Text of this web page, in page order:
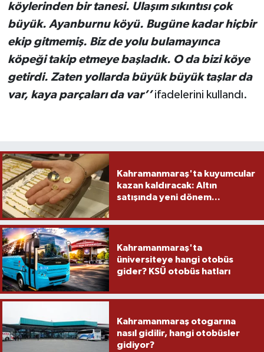
köylerinden bir tanesi. Ulaşım sıkıntısı çok
büyük. Ayanburnu köyü. Bugüne kadar hiçbir
ekip gitmemiş. Biz de yolu bulamayınca
köpeği takip etmeye başladık. O da bizi köye
getirdi. Zaten yollarda büyük büyük taşlar da
var, kaya parçaları da var’’ifadelerini kullandı.
Kahramanmaraş'ta kuyumcular
kazan kaldıracak: Altın
satışında yeni dönem...
Kahramanmaraş'ta
üniversiteye hangi otobüs
gider? KSÜ otobüs hatları
Kahramanmaraş otogarına
nasıl gidilir, hangi otobüsler
gidiyor?